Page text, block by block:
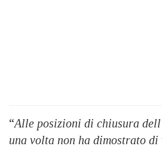
“Alle posizioni di chiusura
una volta non ha dimostrato